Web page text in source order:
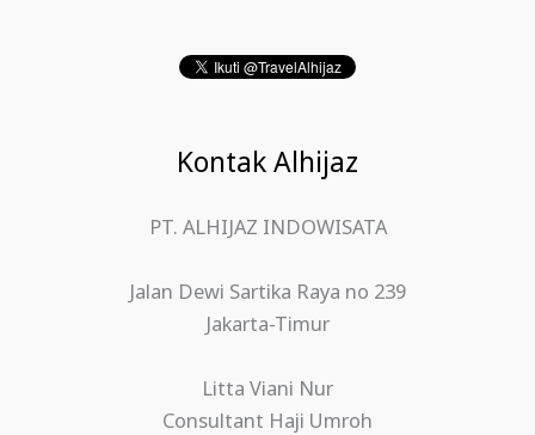
Kontak Alhijaz
PT. ALHIJAZ INDOWISATA
Jalan Dewi Sartika Raya no 239
Jakarta-Timur
Litta Viani Nur
Consultant Haji Umroh